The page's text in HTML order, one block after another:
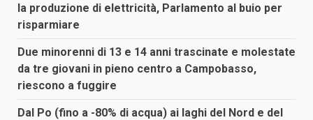
la produzione di elettricità, Parlamento al buio per
risparmiare
Due minorenni di 13 e 14 anni trascinate e molestate
da tre giovani in pieno centro a Campobasso,
riescono a fuggire
Dal Po (fino a -80% di acqua) ai laghi del Nord e del